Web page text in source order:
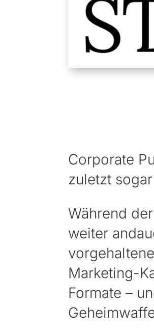
Corporate
zuletzt
Während
weiter
Marketing-
Formate –